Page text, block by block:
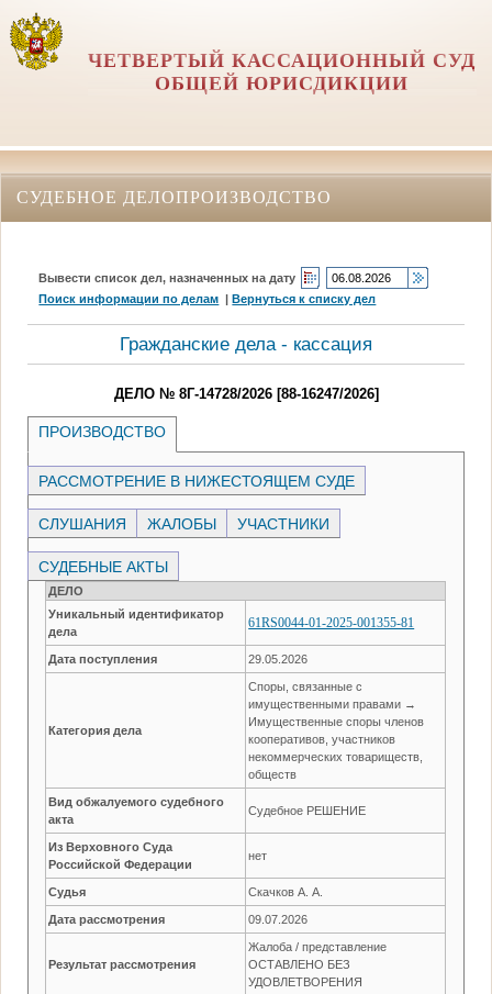
ЧЕТВЕРТЫЙ КАССАЦИОННЫЙ СУД
ОБЩЕЙ ЮРИСДИКЦИИ
СУДЕБНОЕ ДЕЛОПРОИЗВОДСТВО
Вывести список дел, назначенных на дату
Поиск информации по делам |Вернуться к списку дел
Гражданские дела - кассация
ДЕЛО № 8Г-14728/2026 [88-16247/2026]
ПРОИЗВОДСТВО
РАССМОТРЕНИЕ В НИЖЕСТОЯЩЕМ СУДЕ
СЛУШАНИЯ ЖАЛОБЫ УЧАСТНИКИ
СУДЕБНЫЕ АКТЫ
ДЕЛО
Уникальный идентификатор
дела
61RS0044-01-2025-001355-81
Дата поступления 29.05.2026
Категория дела
Споры, связанные с
имущественными правами →
Имущественные споры членов
кооперативов, участников
некоммерческих товариществ,
обществ
Вид обжалуемого судебного
акта
Судебное РЕШЕНИЕ
Из Верховного Суда
Российской Федерации
нет
Судья Скачков А. А.
Дата рассмотрения 09.07.2026
Результат рассмотрения
Жалоба / представление
ОСТАВЛЕНО БЕЗ
УДОВЛЕТВОРЕНИЯ